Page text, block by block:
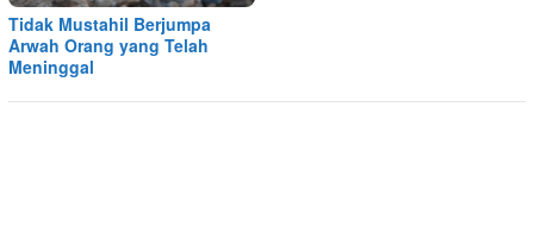
Tidak Mustahil Berjumpa
Arwah Orang yang Telah
Meninggal